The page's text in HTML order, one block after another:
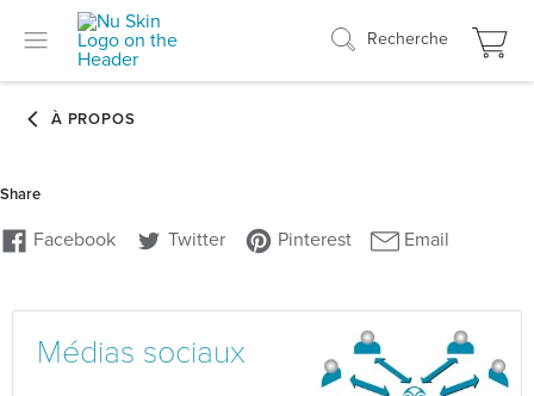
Recherche
Médias sociaux